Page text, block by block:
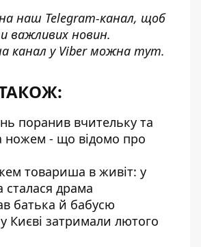
наш Telegram-канал, щоб
важливих новин.
канал у Viber можна тут.
поранив вчительку та
ножем - що відомо про
товариша в живіт: у
сталася драма
батька й бабусю
Києві затримали лютого